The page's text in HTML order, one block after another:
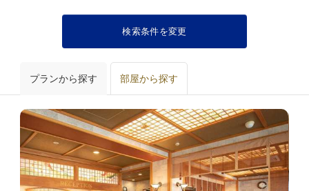
検索条件を変更
プランから探す 部屋から探す